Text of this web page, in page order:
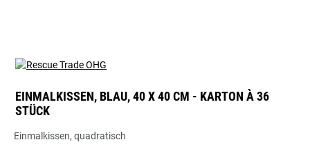
EINMALKISSEN, BLAU, 40 X 40 CM - KARTON À 36
STÜCK
Einmalkissen, quadratisch